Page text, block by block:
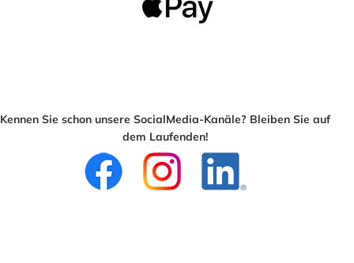
Kennen Sie schon unsere SocialMedia-Kanäle? Bleiben Sie auf
dem Laufenden!